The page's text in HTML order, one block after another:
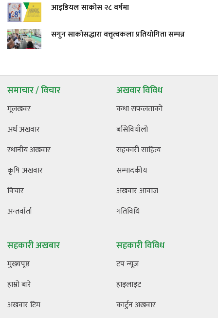
आइडियल साकोस २८ वर्षमा
सगुन साकोसद्धारा वत्तृत्वकला प्रतियोगिता सम्पन्न
समाचार / विचार
मूलखवर
अर्थ अखवार
स्थानीय अखवार
कृषि अखवार
विचार
अन्तर्वार्ता
अखवार विविध
कथा सफलताको
बसिवियाँलो
सहकारी साहित्य
सम्पादकीय
अखवार आवाज
गतिविधि
सहकारी अखबार
मुख्यपृष्ठ
हाम्रो बारे
अखवार टिम
सहकारी विविध
टप न्यूज
हाइलाइट
कार्टुन अखवार